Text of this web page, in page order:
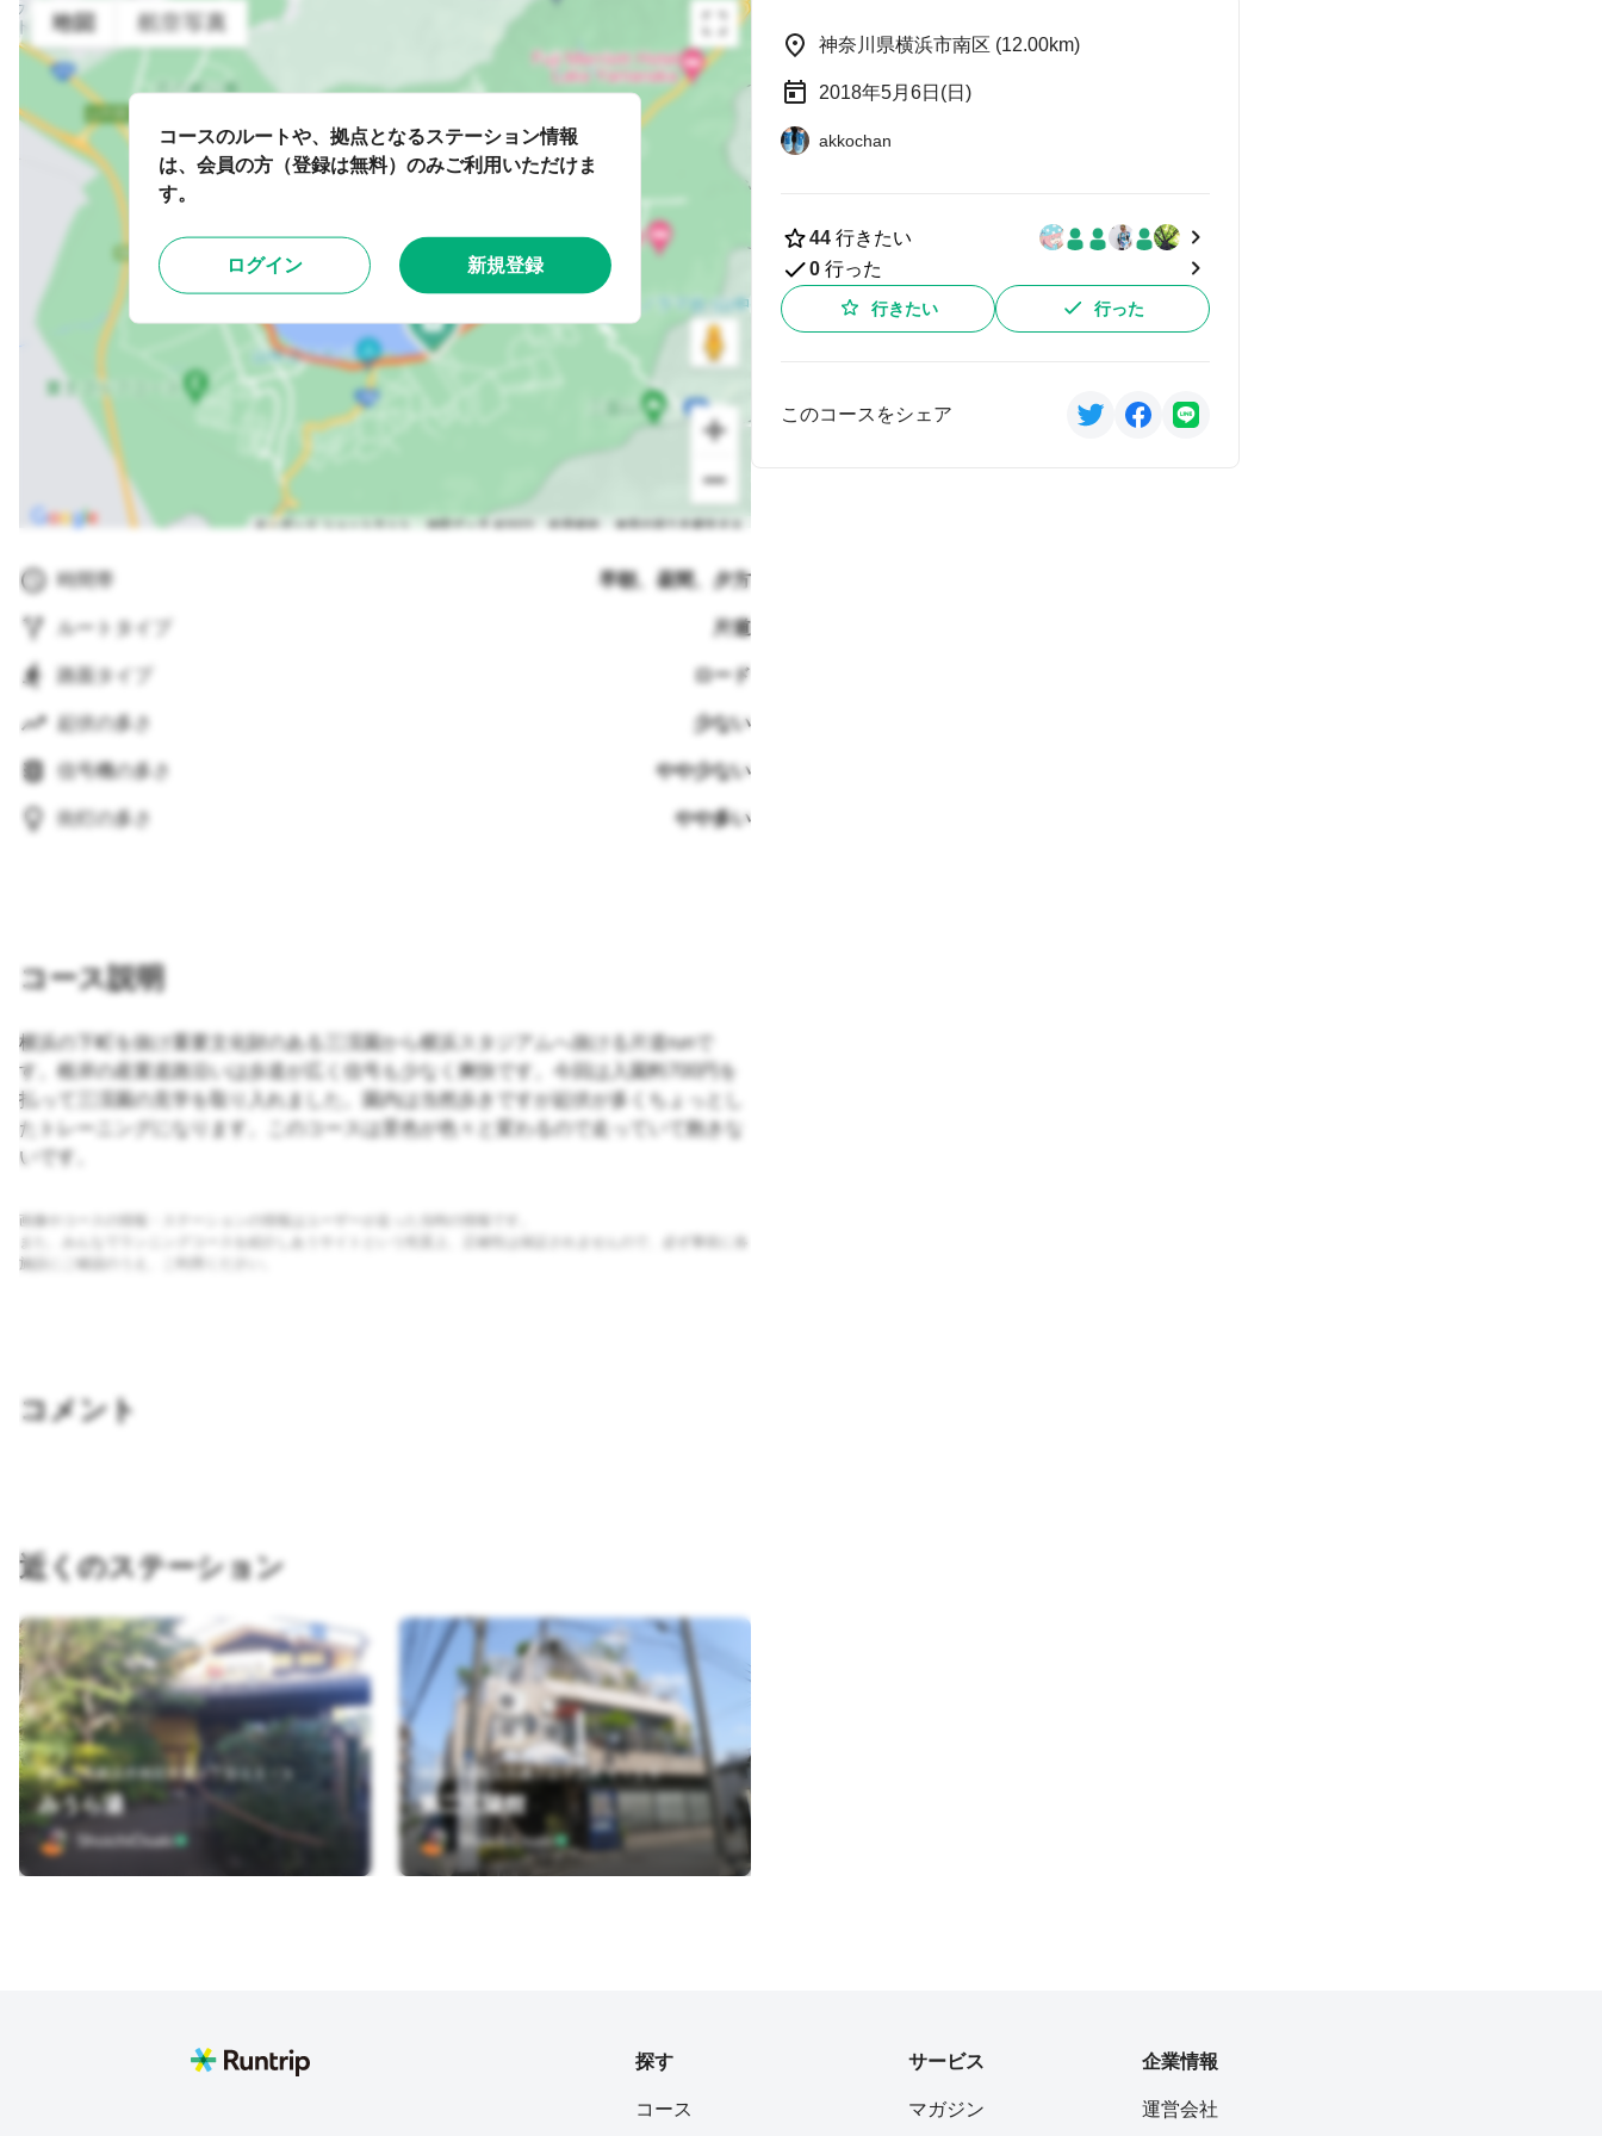
時間帯 早朝、昼間、夕方
ルートタイプ 片道
路面タイプ ロード
起伏の多さ 少ない
信号機の多さ やや少ない
街灯の多さ やや多い
コース説明
横浜の下町を抜け重要文化財のある三渓園から横浜スタジアムへ抜ける片道runで
す。根岸の産業道路沿いは歩道が広く信号も少なく爽快です。今回は入園料700円を
払って三渓園の見学を取り入れました。園内は当然歩きですが起伏が多くちょっとし
たトレーニングになります。このコースは景色が色々と変わるので走っていて飽きな
いです。
画像やコースの情報・ステーションの情報はユーザーが走った当時の情報です。
また、みんなでランニングコースを紹介しあうサイトという性質上、正確性は保証されませんので、必ず事前に各
施設にご確認のうえ、ご利用ください。
コメント
近くのステーション
神奈川県横浜市南区中里１丁目２５－１
みうら湯
ShoichiOsaki
神奈川県横浜市磯子区中浜町４－１６
第二江陽館
ShoichiOsaki
コースのルートや、拠点となるステーション情報
は、会員の方（登録は無料）のみご利用いただけま
す。
ログイン 新規登録
神奈川県横浜市南区 (12.00km)
2018年5月6日(日)
akkochan
44 行きたい
0 行った
行きたい 行った
このコースをシェア
探す
コース
サービス
マガジン
企業情報
運営会社